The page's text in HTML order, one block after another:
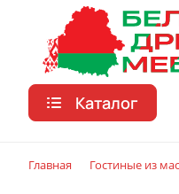
Каталог
Главная Гостиные из